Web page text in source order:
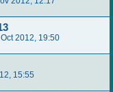
2012, 19:50
15:55